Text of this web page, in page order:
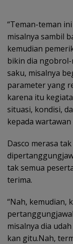
“Teman-teman
misalnya sambil
kemudian
bikin dia
saku, misalnya
parameter yang
karena itu
situasi, kondisi,
kepada
Dasco merasa
tak semua
terima.
“Nah, kemudian,
misalnya dia
kan gitu.Nah,